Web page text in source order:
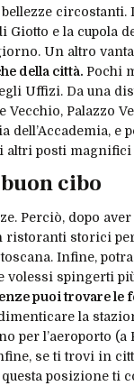
e la cupola
Un altro
della città. Pochi
Uffizi. Da una
Palazzo
e
altri posti magnifici
cibo
Perciò, dopo
storici
Infine,
volessi spingerti
puoi trovare
la
per l’aeroporto
se ti trovi in
posizione ti